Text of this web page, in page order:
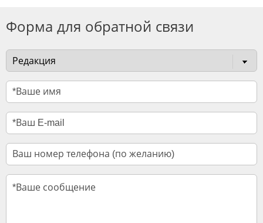
Форма для обратной связи